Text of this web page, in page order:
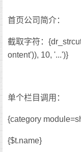
首页公司简介：
截取字符：
ontent')), 10, '...')}
单个栏目调用：
{category
{$t.name}